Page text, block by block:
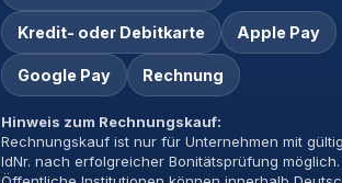
Kredit- oder Debitkarte Apple Pay
Google Pay Rechnung
Hinweis zum Rechnungskauf:
Rechnungskauf ist nur für Unternehmen mit
IdNr. nach erfolgreicher Bonitätsprüfung möglich.